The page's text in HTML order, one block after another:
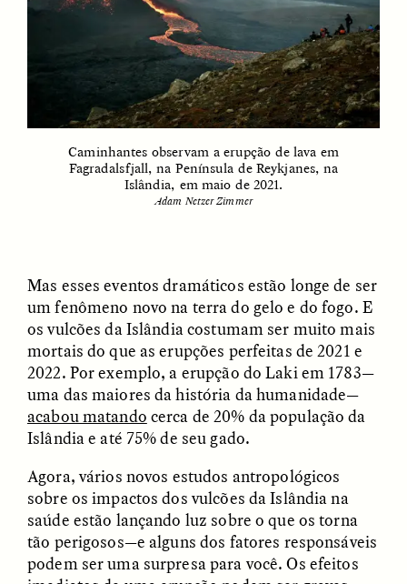
Abandoned Bull in
XENA WHITE
Always Vigilant
SAMARA LINTON
The Sacred Heartbeat at
SYD GONZÁLEZ
The Politics of
YEON JUNG YU, JIHO CHA, AND
YOUNG SU PARK
POEM /STANDPOINTS OP-ED /REFLECTIONS
Caminhantes observam a erupção de lava em
Fagradalsfjall, na Península de Reykjanes, na
Islândia, em maio de 2021.
Adam Netzer Zimmer
Mas esses eventos dramáticos estão longe de ser
um fenômeno novo na terra do gelo e do fogo. E
os vulcões da Islândia costumam ser muito mais
mortais do que as erupções perfeitas de 2021 e
2022. Por exemplo, a erupção do Laki em 1783—
uma das maiores da história da humanidade—
acabou matando cerca de 20% da população da
Islândia e até 75% de seu gado.
Agora, vários novos estudos antropológicos
sobre os impactos dos vulcões da Islândia na
saúde estão lançando luz sobre o que os torna
tão perigosos—e alguns dos fatores responsáveis
podem ser uma surpresa para você. Os efeitos